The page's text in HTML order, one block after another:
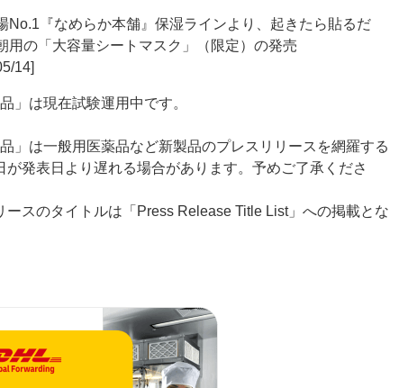
No.1『なめらか本舗』保湿ラインより、起きたら貼るだ
用の「大容量シートマスク」（限定）の発売
14]
」は現在試験運用中です。
」は一般用医薬品など新製品のプレスリリースを網羅する
発表日より遅れる場合があります。予めご了承くださ
ースのタイトルは「Press Release Title List」への掲載とな